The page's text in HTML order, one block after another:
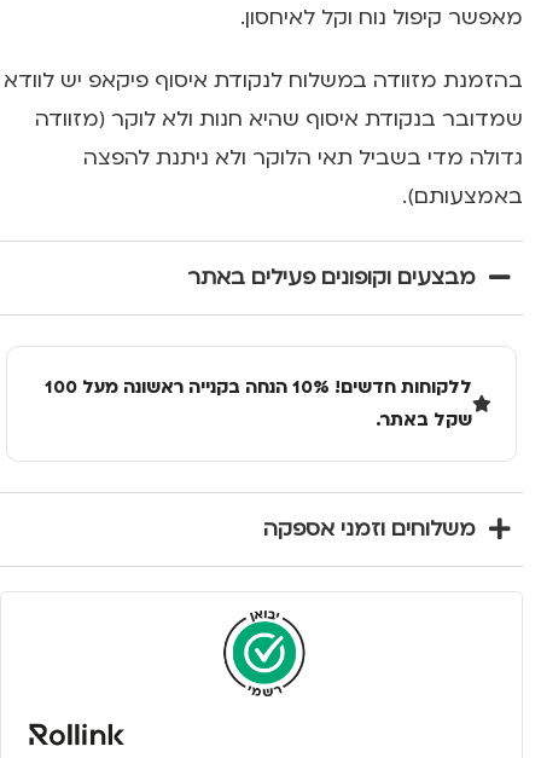
מאפשר קיפול נוח וקל לאיחסון.
בהזמנת מזוודה במשלוח לנקודת איסוף פיקאפ יש לוודא
שמדובר בנקודת איסוף שהיא חנות ולא לוקר (מזוודה
גדולה מדי בשביל תאי הלוקר ולא ניתנת להפצה
באמצעותם).
מבצעים וקופונים פעילים באתר
ללקוחות חדשים! 10% הנחה בקנייה ראשונה מעל 100
שקל באתר.
משלוחים וזמני אספקה